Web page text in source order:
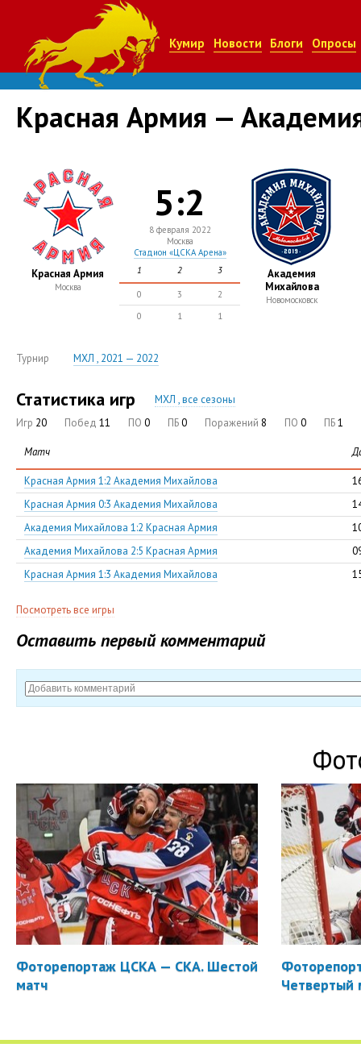
Кумир Новости Блоги Опросы
Красная Армия —
Красная Армия
Москва
5:2
8 февраля 2022
Москва
Стадион «ЦСКА Арена»
1
2 3
0 3
2
0
1 1
Академия
Михайлова
Новомосковск
Турнир МХЛ , 2021 — 2022
Статистика игр
МХЛ , все сезоны
Игр 20 Побед 11 ПО 0 ПБ0 Поражений 8 ПО 0 ПБ1
Матч
Красная Армия 1:2 Академия Михайлова
Красная Армия 0:3 Академия Михайлова
Академия Михайлова 1:2 Красная Армия
Академия Михайлова 2:5 Красная Армия
Красная Армия 1:3 Академия Михайлова
Посмотреть все игры
Оставить первый комментарий
Фоторепортаж ЦСКА — СКА. Шестой
матч
Четвертый